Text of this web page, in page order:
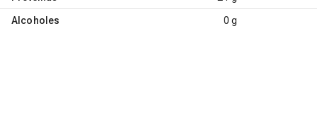
Alcoholes 0 g